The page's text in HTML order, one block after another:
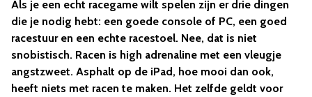
Als je een echt racegame wilt spelen zijn er drie dingen
die je nodig hebt: een goede console of PC, een goed
racestuur en een echte racestoel. Nee, dat is niet
snobistisch. Racen is high adrenaline met een vleugje
angstzweet. Asphalt op de iPad, hoe mooi dan ook,
heeft niets met racen te maken. Het zelfde geldt voor